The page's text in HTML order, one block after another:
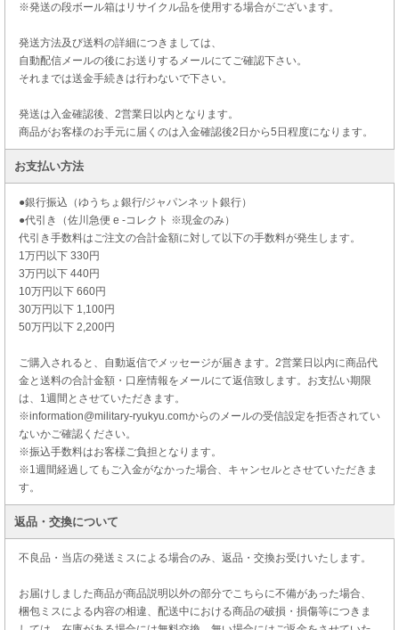
※発送の段ボール箱はリサイクル品を使用する場合がございます。
発送方法及び送料の詳細につきましては、
自動配信メールの後にお送りするメールにてご確認下さい。
それまでは送金手続きは行わないで下さい。
発送は入金確認後、2営業日以内となります。
商品がお客様のお手元に届くのは入金確認後2日から5日程度になります。
お支払い方法
●銀行振込（ゆうちょ銀行/ジャパンネット銀行）
●代引き（佐川急便 e -コレクト ※現金のみ）
代引き手数料はご注文の合計金額に対して以下の手数料が発生します。
1万円以下 330円
3万円以下 440円
10万円以下 660円
30万円以下 1,100円
50万円以下 2,200円
ご購入されると、自動返信でメッセージが届きます。2営業日以内に商品代
金と送料の合計金額・口座情報をメールにて返信致します。お支払い期限
は、1週間とさせていただきます。
※information@military-ryukyu.comからのメールの受信設定を拒否されてい
ないかご確認ください。
※振込手数料はお客様ご負担となります。
※1週間経過してもご入金がなかった場合、キャンセルとさせていただきま
す。
返品・交換について
不良品・当店の発送ミスによる場合のみ、返品・交換お受けいたします。
お届けしました商品が商品説明以外の部分でこちらに不備があった場合、
梱包ミスによる内容の相違、配送中における商品の破損・損傷等につきま